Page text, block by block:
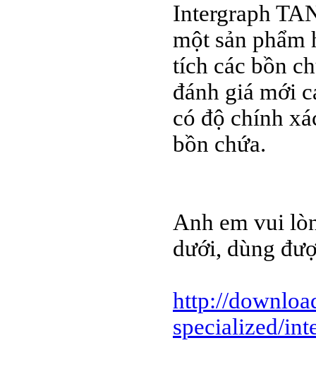
Intergraph
một sản phẩm
tích các bồn
đánh giá mới
có độ chính
bồn chứa.
Anh em vui
dưới, dùng
http://
specialized/